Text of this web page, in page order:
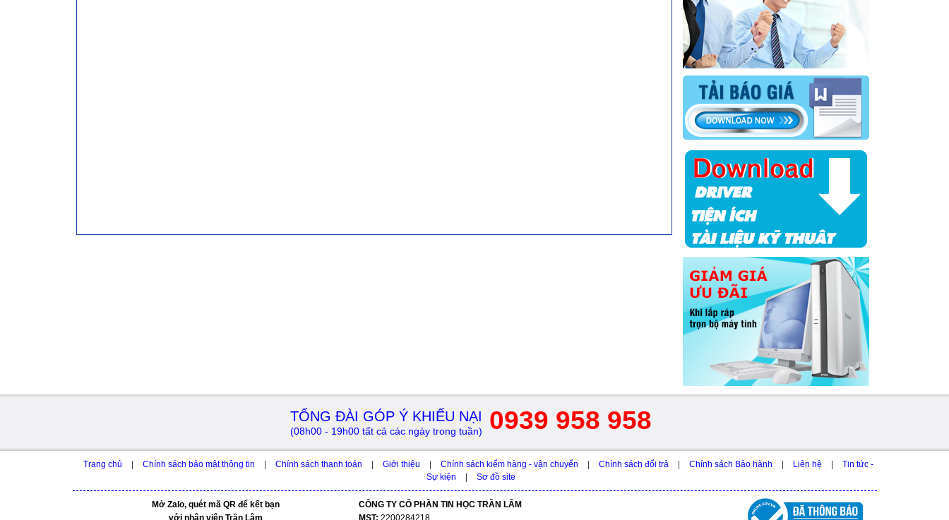
TỔNG ĐÀI GÓP Ý KHIẾU NẠI
(08h00 - 19h00 tất cả các ngày trong tuần) 0939 958 958
Trang chủ Chính sách bảo mật thông tin Chính sách thanh toán Giới thiệu Chính sách kiểm hàng - vận chuyển Chính sách đổi trả Chính sách Bảo hành Liên hệ
Tin tức -
Sự kiện
Sơ đồ site
Mở Zalo, quét mã QR để kết bạn
CÔNG TY CỔ PHẦN TIN HỌC TRẦN LÂM